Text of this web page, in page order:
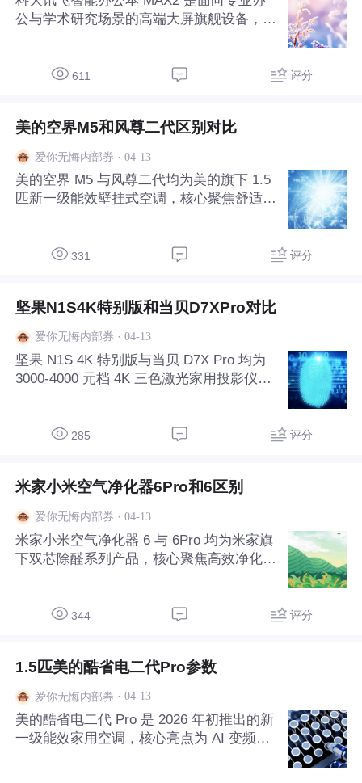
公与学术研究场景的高端大屏旗舰设备，核
端协同 ，以 “大屏 + 快屏 + AI” 三重革新，
611 评分
美的空界M5和风尊二代区别对比
爱你无悔内部券 · 04-13
美的空界 M5 与风尊二代均为美的旗下 1.5
匹新一级能效壁挂式空调，核心聚焦舒适送
置与送风细节上实现升级，以下从相同点、
331 评分
坚果N1S4K特别版和当贝D7XPro对比
爱你无悔内部券 · 04-13
坚果 N1S 4K 特别版与当贝 D7X Pro 均为
3000-4000 元档 4K 三色激光家用投影仪，
态上差异显著，以下从相同点、不同点及选
285 评分
米家小米空气净化器6Pro和6区别
爱你无悔内部券 · 04-13
米家小米空气净化器 6 与 6Pro 均为米家旗
下双芯除醛系列产品，核心聚焦高效净化、
能、硬件配置与智能体验上全面升级，以下
344 评分
1.5匹美的酷省电二代Pro参数
爱你无悔内部券 · 04-13
美的酷省电二代 Pro 是 2026 年初推出的新
一级能效家用空调，核心亮点为 AI 变频芯